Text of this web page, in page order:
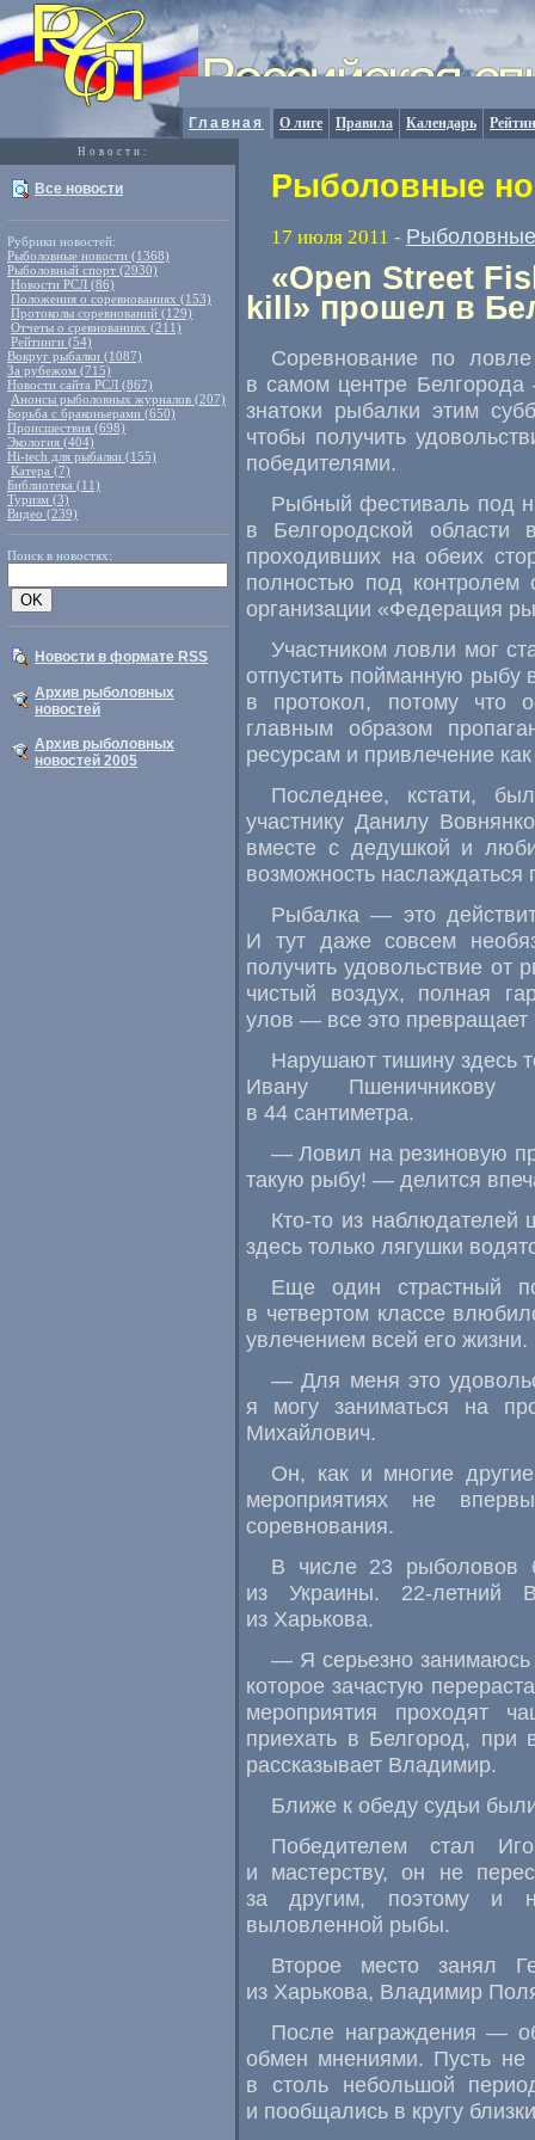
Главная О лиге Правила Календарь
Новости:
Все новости
Рубрики новостей:
Рыболовные новости (1368)
Рыболовный спорт (2930)
Новости РСЛ (86)
Положения о соревнованиях (153)
Протоколы соревнований (129)
Отчеты о сревнованиях (211)
Рейтинги (54)
Вокруг рыбалки (1087)
За рубежом (715)
Новости сайта РСЛ (867)
Анонсы рыболовных журналов (207)
Борьба с браконьерами (650)
Происшествия (698)
Экология (404)
Hi-tech для рыбалки (155)
Катера (7)
Библиотека (11)
Туризм (3)
Видео (239)
Поиск в новостях:
Новости в формате RSS
Архив рыболовных
новостей
Архив рыболовных
новостей 2005
Рыболовные
17 июля 2011 -
«Open Street
kill» прошел в
Соревнование по
в самом центре
знатоки рыбалки этим
чтобы получить
победителями.
Рыбный фестиваль под
в Белгородской
проходивших на обеих
полностью под контролем
организации «Федерация
Участником ловли мог
отпустить пойманную рыбу
в протокол, потому что
главным образом
ресурсам и привлечение
Последнее, кстати,
участнику Данилу
вместе с дедушкой и
возможность наслаждаться
Рыбалка — это
И тут даже совсем
получить удовольствие
чистый воздух, полная
улов — все это
Нарушают тишину здесь
Ивану Пшеничникову
в 44 сантиметра.
— Ловил на резиновую
такую рыбу! — делится
Кто-то из наблюдателей
здесь только лягушки
Еще один страстный
в четвертом классе
увлечением всей его жизни.
— Для меня это
я могу заниматься на
Михайлович.
Он, как и многие
мероприятиях не
соревнования.
В числе 23 рыболовов
из Украины. 22-летний
из Харькова.
— Я серьезно занимаюсь
которое зачастую
мероприятия проходят
приехать в Белгород,
рассказывает Владимир.
Ближе к обеду судьи
Победителем стал
и мастерству, он не
за другим, поэтому и
выловленной рыбы.
Второе место занял
из Харькова, Владимир
После награждения —
обмен мнениями. Пусть не
в столь небольшой
и пообщались в кругу